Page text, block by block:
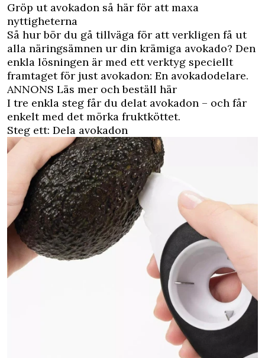
Gröp ut avokadon så här för att maxa
nyttigheterna
Så hur bör du gå tillväga för att verkligen få ut
alla näringsämnen ur din krämiga avokado? Den
enkla lösningen är med ett verktyg speciellt
framtaget för just avokadon: En avokadodelare.
ANNONS Läs mer och beställ här
I tre enkla steg får du delat avokadon – och får
enkelt med det mörka fruktköttet.
Steg ett: Dela avokadon